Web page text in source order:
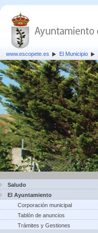
www.escopete.es El Municipio
Saludo
El Ayuntamiento
Corporación municipal
Tablón de anuncios
Trámites y Gestiones